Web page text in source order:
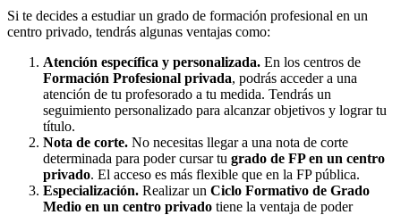
Si te decides a estudiar un grado de formación profesional en un
centro privado, tendrás algunas ventajas como:
Atención específica y personalizada. En los centros de
Formación Profesional privada, podrás acceder a una
atención de tu profesorado a tu medida. Tendrás un
seguimiento personalizado para alcanzar objetivos y lograr tu
título.
Nota de corte. No necesitas llegar a una nota de corte
determinada para poder cursar tu grado de FP en un centro
privado. El acceso es más flexible que en la FP pública.
Especialización. Realizar un Ciclo Formativo de Grado
Medio en un centro privado tiene la ventaja de poder